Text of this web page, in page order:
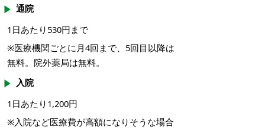
通院
1日あたり530円まで
※医療機関ごとに月4回まで、5回目以降は
無料。院外薬局は無料。
入院
1日あたり1,200円
※入院など医療費が高額になりそうな場合